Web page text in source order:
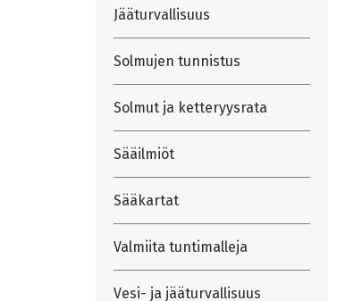
Jääturvallisuus
Solmujen tunnistus
Solmut ja ketteryysrata
Sääilmiöt
Sääkartat
Valmiita tuntimalleja
Vesi- ja jääturvallisuus